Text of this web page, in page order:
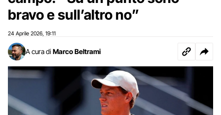
bravo e sull’altro no”
24 Aprile 2026 19:11
A cura di Marco Beltrami